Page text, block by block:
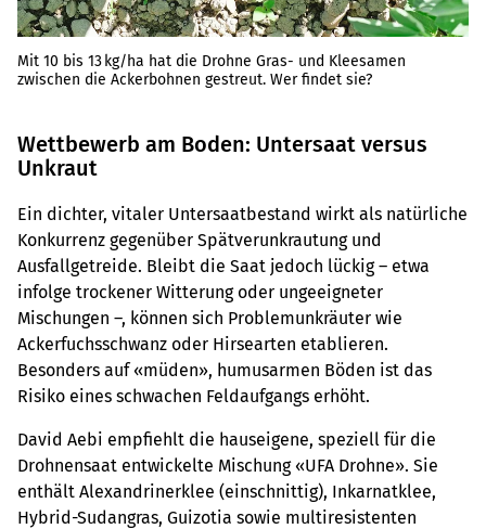
Mit 10 bis 13 kg/ha hat die Drohne Gras- und Kleesamen
zwischen die Ackerbohnen gestreut. Wer findet sie?
Wettbewerb am Boden: Untersaat versus
Unkraut
Ein dichter, vitaler Untersaatbestand wirkt als natürliche
Konkurrenz gegenüber Spätverunkrautung und
Ausfallgetreide. Bleibt die Saat jedoch lückig – etwa
infolge trockener Witterung oder ungeeigneter
Mischungen –, können sich Problemunkräuter wie
Ackerfuchsschwanz oder Hirsearten etablieren.
Besonders auf «müden», humusarmen Böden ist das
Risiko eines schwachen Feldaufgangs erhöht.
David Aebi empfiehlt die hauseigene, speziell für die
Drohnensaat entwickelte Mischung «UFA Drohne». Sie
enthält Alexandrinerklee (einschnittig), Inkarnatklee,
Hybrid-Sudangras, Guizotia sowie multiresistenten